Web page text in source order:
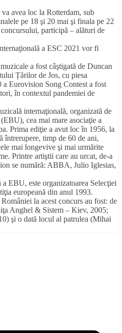
avea loc la Rotterdam, sub
pe 18 şi 20 mai şi finala pe 22
participă – alături de
a ESC 2021 vor fi
a fost câştigată de Duncan
Țărilor de Jos, cu piesa
Eurovision Song Contest a fost
în contextul pandemiei de
internaţională, organizată de
cea mai mare asociaţie a
Prima ediţie a avut loc în 1956, la
timp de 60 de ani,
mai longevive şi mai urmărite
Printre artiştii care au urcat, de-a
se numără: ABBA, Julio Iglesias,
EBU, este organizatoarea Selecţiei
europeană din anul 1993.
la acest concurs au fost: de
Anghel & Sistem – Kiev, 2005;
şi o dată locul al patrulea (Mihai